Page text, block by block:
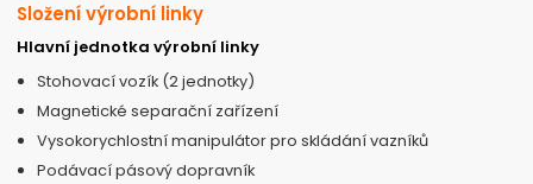
Složení výrobní linky
Hlavní jednotka výrobní linky
Stohovací vozík (2 jednotky)
Magnetické separační zařízení
Vysokorychlostní manipulátor pro skládání vazníků
Podávací pásový dopravník